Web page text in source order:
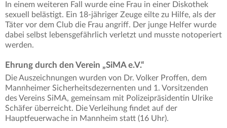
In einem weiteren Fall wurde eine Frau in einer Diskothek
sexuell belästigt. Ein 18-jähriger Zeuge eilte zu Hilfe, als der
Täter vor dem Club die Frau angriff. Der junge Helfer wurde
dabei selbst lebensgefährlich verletzt und musste notoperiert
werden.
Ehrung durch den Verein „SiMA e.V.“
Die Auszeichnungen wurden von Dr. Volker Proffen, dem
Mannheimer Sicherheitsdezernenten und 1. Vorsitzenden
des Vereins SiMA, gemeinsam mit Polizeipräsidentin Ulrike
Schäfer überreicht. Die Verleihung findet auf der
Hauptfeuerwache in Mannheim statt (16 Uhr).